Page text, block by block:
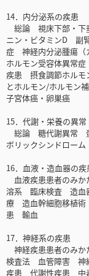
14．内分泌系の疾患
総論 視床下部・下
ニン・ビタミンD 副
症 神経内分泌腫瘍（
ホルモン受容体異常
疾患 摂食調節ホル
とホルモン/ホルモ
子宮体癌・卵巣癌
15．代謝・栄養の異常
総論 糖代謝異常
ボリックシンドロー
16．血液・造血器の疾
血液疾患患者のみ
溶系 臨床検査 造血
療 造血幹細胞移植
患 輸血
17．神経系の疾患
神経疾患患者のみ
検査法 血管障害 神
疾患 代謝性疾患 中